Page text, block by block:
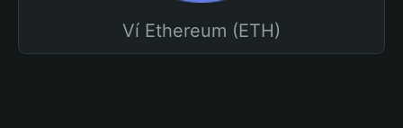
Ví Ethereum (ETH)